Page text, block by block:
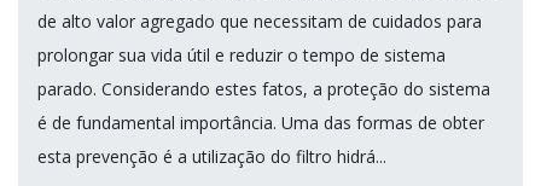
de alto valor agregado que necessitam de cuidados para
prolongar sua vida útil e reduzir o tempo de sistema
parado. Considerando estes fatos, a proteção do sistema
é de fundamental importância. Uma das formas de obter
esta prevenção é a utilização do filtro hidrá...